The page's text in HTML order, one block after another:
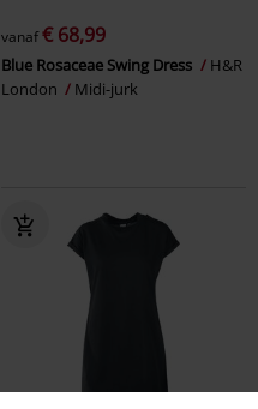
vanaf€ 68,99
Blue Rosaceae Swing Dress
H&R
London
Midi-jurk